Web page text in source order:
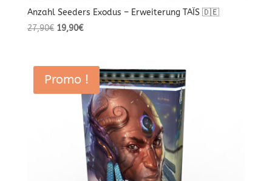
Anzahl Seeders Exodus – Erweiterung TAÏS 🇩🇪
27,90€ Le
était :
27,90€.
19,90€Le
est :
19,90€.
Promo !